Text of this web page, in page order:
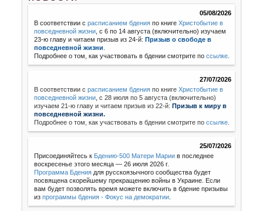
05/08/2026
В соответствии срасписанием бдения по книгеХристобытие в
повседневной жизни , с 6 по 14 августа (включительно) изучаем
23-ю главу и читаем призыв из 24-й:Призыв о свободе в
повседневной жизни
Подробнее о том, как участвовать в бдении смотрите поссылке
27/07/2026
В соответствии с расписанием бдения по книгеХристобытие в
повседневной жизни с 28 июля по 5 августа (включительно)
изучаем 21-ю главу и читаем призыв из 22-й:Призыв к миру в
повседневной жизни.
Подробнее о том, как участвовать в бдении смотрите поссылке
25/07/2026
Присоединяйтесь к Бдению-500 Матери Марии в последнее
воскресенье этого месяца — 26 июля 2026 г.
Программа Бдения для русскоязычного сообщества будет
посвящена скорейшему прекращению войны в Украине. Если
вам будет позволять время можете включить в бдение призывы
изпрограммы бдения - Фокус на демократии